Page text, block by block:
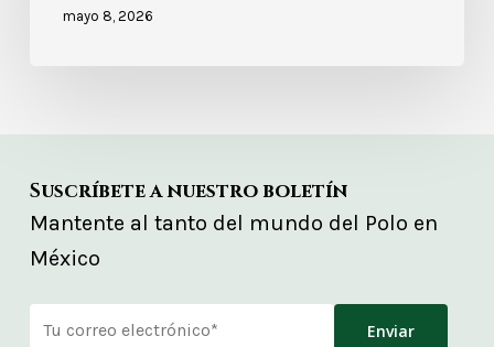
mayo 8, 2026
Suscríbete a nuestro boletín
Mantente al tanto del mundo del Polo en
México